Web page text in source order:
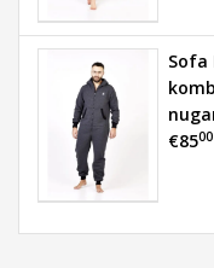
Sofa
€8500